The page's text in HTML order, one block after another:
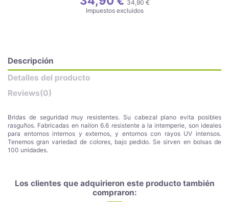
34,90 €
Impuestos excluidos
Descripción
Detalles del producto
Reviews(0)
Bridas de seguridad muy resistentes. Su cabezal plano evita posibles
rasguños. Fabricadas en nailon 6.6 resistente a la intemperie, son ideales
para entornos internos y externos, y entornos con rayos UV intensos.
Tenemos gran variedad de colores, bajo pedido. Se sirven en bolsas de
100 unidades.
Los clientes que adquirieron este producto también
compraron: